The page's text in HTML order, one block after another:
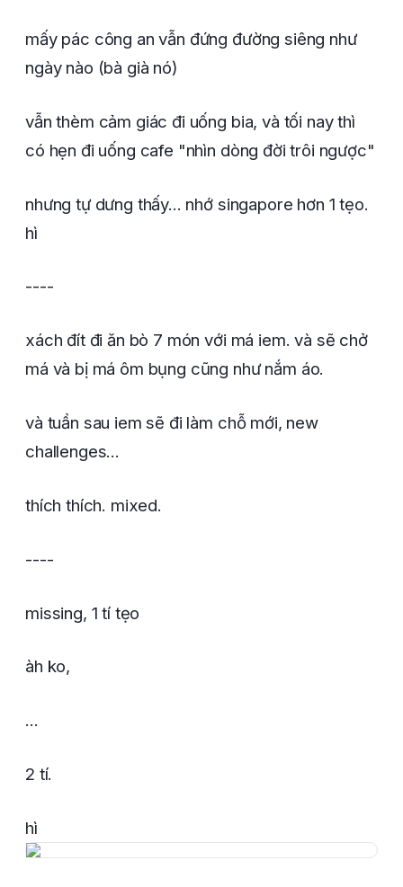
mấy pác công an vẫn đứng đường siêng như
ngày nào (bà già nó)
vẫn thèm cảm giác đi uống bia, và tối nay thì
có hẹn đi uống cafe "nhìn dòng đời trôi ngược"
nhưng tự dưng thấy... nhớ singapore hơn 1 tẹo.
hì
----
xách đít đi ăn bò 7 món với má iem. và sẽ chở
má và bị má ôm bụng cũng như nắm áo.
và tuần sau iem sẽ đi làm chỗ mới, new
challenges...
thích thích. mixed.
----
missing, 1 tí tẹo
àh ko,
...
2 tí.
hì